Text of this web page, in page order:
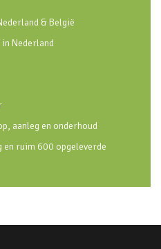
& België
Nederland
aanleg en onderhoud
en ruim 600 opgeleverde